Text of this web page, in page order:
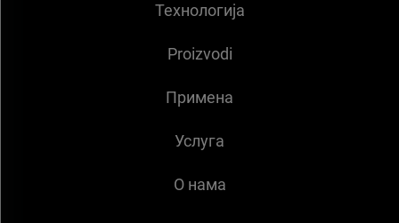
Технологија
Proizvodi
Примена
Услуга
О нама